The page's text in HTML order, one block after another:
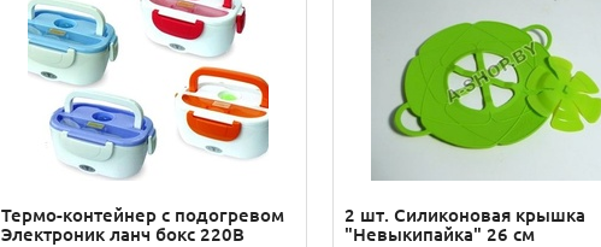
Термо-контейнер с подогревом
Электроник ланч бокс 220В
2 шт. Силиконовая крышка
"Невыкипайка" 26 см